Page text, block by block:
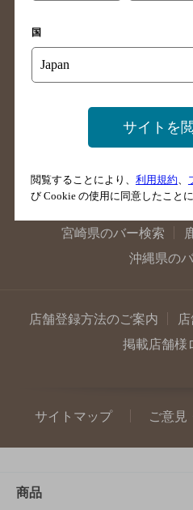
山口県のバー検索
島根県のバー検索
香川県のバー検索
長崎県のバー検索
宮崎県のバー検索
沖縄県の
店舗登録方法のご案内
掲載店舗様
サイトマップ ご意見
商品
国
サイトを
閲覧することにより、 利用規約
び Cookie の使用に同意したことに